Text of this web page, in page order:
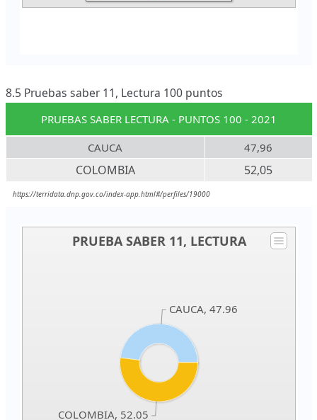
8.5 Pruebas saber 11, Lectura 100 puntos
PRUEBAS SABER LECTURA - PUNTOS 100 - 2021
CAUCA
47,96
COLOMBIA 52,05
https://terridata.dnp.gov.co/index-app.html#/perfiles/19000